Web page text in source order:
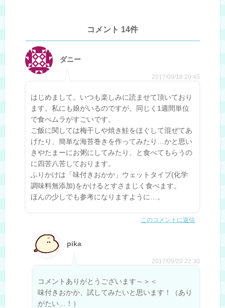
コメント 14件
ダニー
2017/09/18 20:45
はじめまして。いつも楽しみに読ませて頂いており
ます。私にも娘がいるのですが、同じく1週間単位
で食べムラがすごいです。
ご飯に関しては梅干しや焼き鮭をほぐして混ぜてあ
げたり、簡単な海苔巻きを作ってみたり…かと思い
きやたまーにお粥にしてみたり、と食べてもらうの
に四苦八苦しております。
ふりかけは「味付きおかか」ウェットタイプ(化学
調味料無添加)をかけるとすさまじく食べます。
ほんの少しでも参考になりますように…。
このコメントに返信
pika
2017/09/20 22:30
コメントありがとうございます～＞＜
味付きおかか、試してみたいと思います！（あり
がたい…！）